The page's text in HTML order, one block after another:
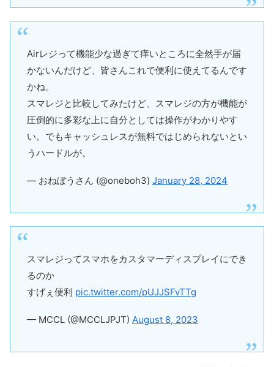
Airレジって機能少な過ぎて痒いところに全然手が届
かないんだけど、皆さんこれで便利に使えてるんです
かね。
スマレジと比較してみたけど、スマレジの方が機能が
圧倒的に多彩な上に自分としては操作がわかりやす
い。でもキャッシュレスが無料ではじめられないとい
うハードルが。
— おねぼうさん (@oneboh3) January 28, 2024
スマレジってスマホをカスタマーディスプレイにでき
るのか
すげぇ便利 pic.twitter.com/pUJJSFvTTg
— MCCL (@MCCLJPJT) August 8, 2023